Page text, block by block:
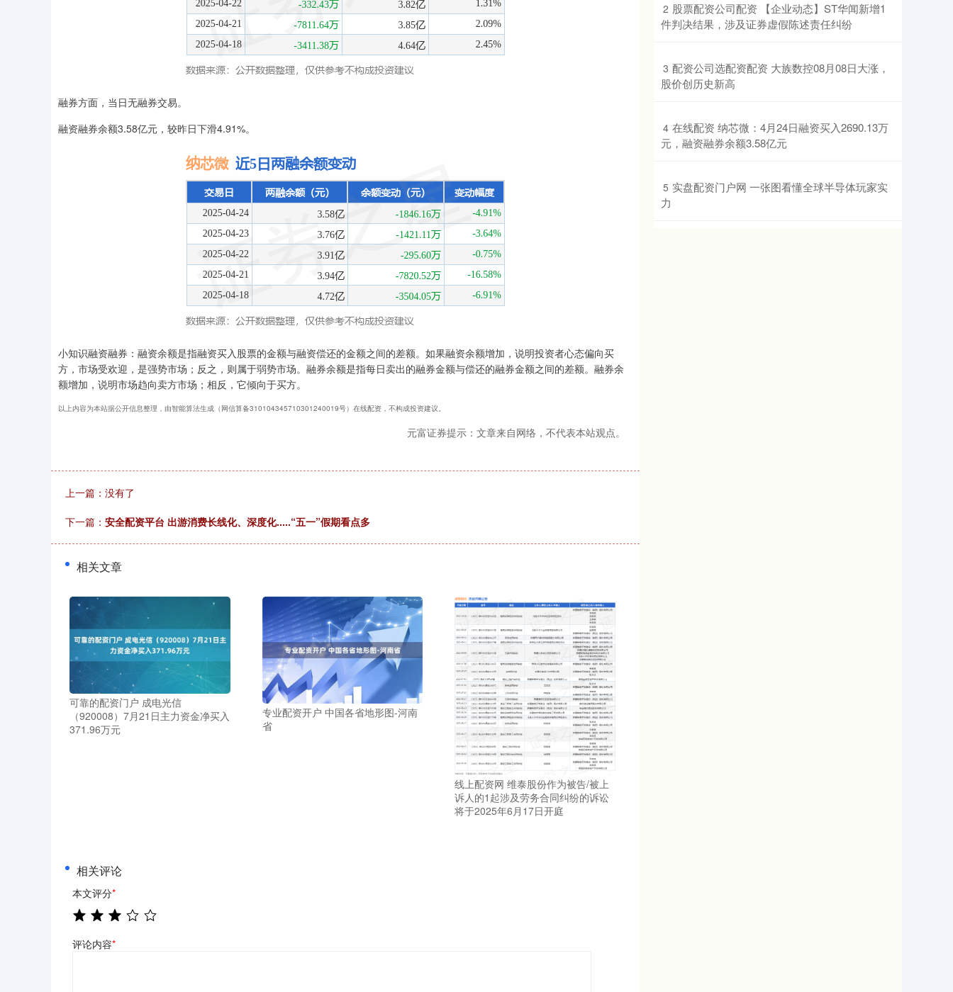
融券方面，当日无融券交易。
融资融券余额3.58亿元，较昨日下滑4.91%。
小知识融资融券：融资余额是指融资买入股票的金额与融资偿还的金额之间的差额。如果融资余额增加，说明投资者心态偏向买
方，市场受欢迎，是强势市场；反之，则属于弱势市场。融券余额是指每日卖出的融券金额与偿还的融券金额之间的差额。融券余
额增加，说明市场趋向卖方市场；相反，它倾向于买方。
以上内容为本站据公开信息整理，由智能算法生成（网信算备310104345710301240019号）在线配资，不构成投资建议。
元富证券提示：文章来自网络，不代表本站观点。
上一篇：没有了
下一篇： 安全配资平台 出游消费长线化、深度化.....“五一”假期看点多
相关文章
可靠的配资门户 成电光信
（920008）7月21日主力资金净买入
371.96万元
专业配资开户 中国各省地形图-河南
省
线上配资网 维泰股份作为被告/被上
诉人的1起涉及劳务合同纠纷的诉讼
将于2025年6月17日开庭
相关评论
本文评分*
评论内容*
2 ​股票配资公司配资 【企业动态】ST华闻新增1
件判决结果，涉及证券虚假陈述责任纠纷
3 ​配资公司选配资配资 大族数控08月08日大涨，
股价创历史新高
4 ​在线配资 纳芯微：4月24日融资买入2690.13万
元，融资融券余额3.58亿元
5 ​实盘配资门户网 一张图看懂全球半导体玩家实
力